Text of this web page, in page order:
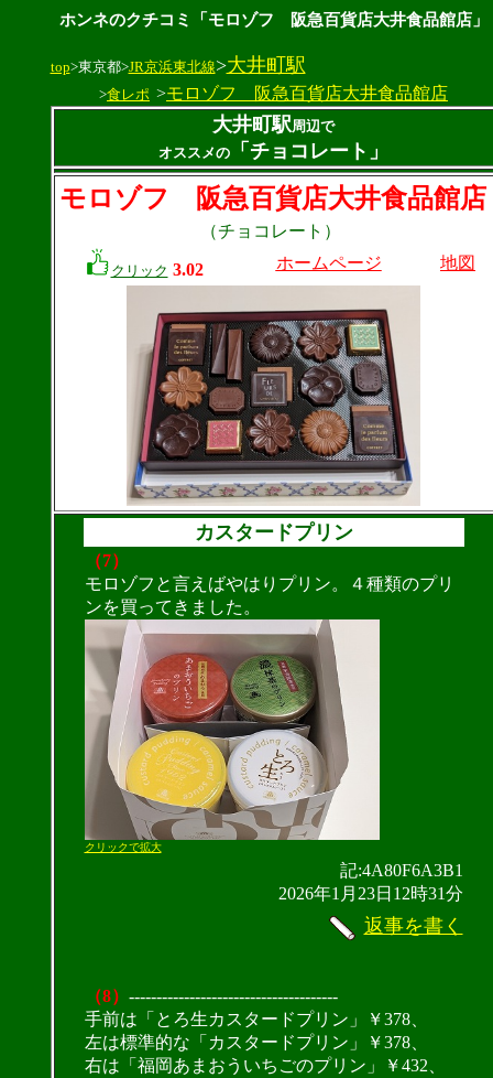
ホンネのクチコミ「モロゾフ 阪急百貨店大井食品館店」
top>東京都>JR京浜東北線>大井町駅
>食レポ >モロゾフ 阪急百貨店大井食品館店
大井町駅周辺で
オススメの
「チョコレート」
モロゾフ 阪急百貨店大井食品館店
（チョコレート）
クリック 3.02 ホームページ 地図
カスタードプリン
（7）
モロゾフと言えばやはりプリン。４種類のプリ
ンを買ってきました。
クリックで拡大
記:4A80F6A3B1
2026年1月23日12時31分
返事を書く
（8） --------------------------------------
手前は「とろ生カスタードプリン」￥378、
左は標準的な「カスタードプリン」￥378、
右は「福岡あまおういちごのプリン」￥432、